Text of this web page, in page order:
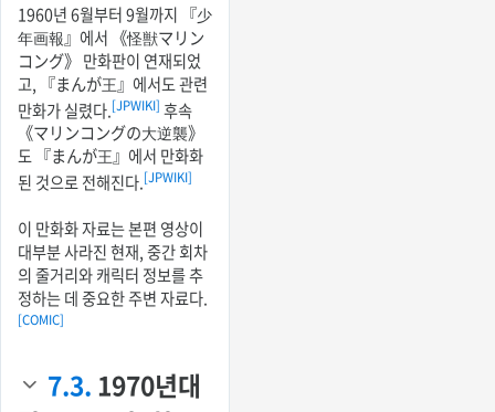
1960년 6월부터 9월까지 『少
年画報』에서 《怪獣マリン
コング》 만화판이 연재되었
고, 『まんが王』에서도 관련
만화가 실렸다.[JPWIKI] 후속
《マリンコングの大逆襲》
도 『まんが王』에서 만화화
된 것으로 전해진다.[JPWIKI]
이 만화화 자료는 본편 영상이
대부분 사라진 현재, 중간 회차
의 줄거리와 캐릭터 정보를 추
정하는 데 중요한 주변 자료다.
[COMIC]
7.3. 1970년대